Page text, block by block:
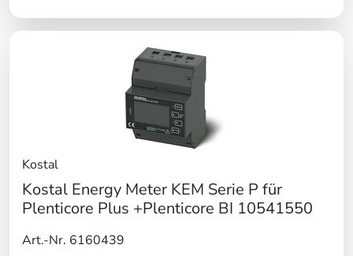
Kostal
Kostal Energy Meter KEM Serie P für
Plenticore Plus +Plenticore BI 10541550
Art.-Nr. 6160439